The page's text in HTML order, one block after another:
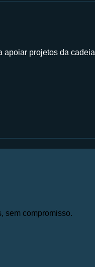
projetos da
sem compromisso.